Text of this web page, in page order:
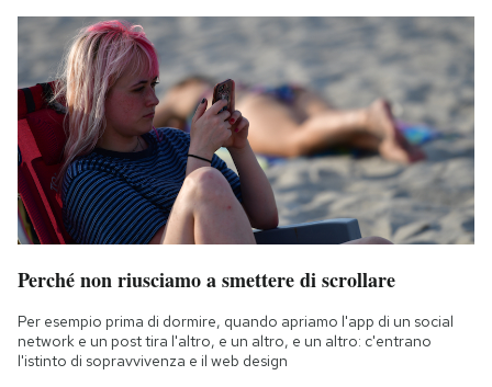
Perché non riusciamo a smettere di scrollare
Per esempio prima di dormire, quando apriamo l'app di un social
network e un post tira l'altro, e un altro, e un altro: c'entrano
l'istinto di sopravvivenza e il web design